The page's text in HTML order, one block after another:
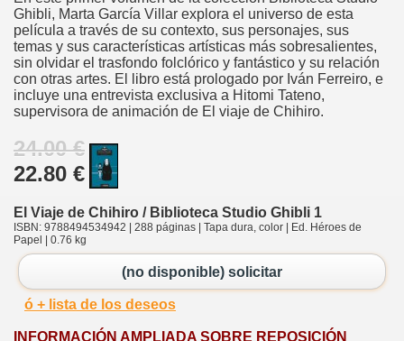
Ghibli, Marta García Villar explora el universo de esta
película a través de su contexto, sus personajes, sus
temas y sus características artísticas más sobresalientes,
sin olvidar el trasfondo folclórico y fantástico y su relación
con otras artes. El libro está prologado por Iván Ferreiro, e
incluye una entrevista exclusiva a Hitomi Tateno,
supervisora de animación de El viaje de Chihiro.
24.00 €
22.80 €
El Viaje de Chihiro / Biblioteca Studio Ghibli 1
ISBN: 9788494534942 | 288 páginas | Tapa dura, color | Ed. Héroes de
Papel | 0.76 kg
(no disponible) solicitar
ó + lista de los deseos
INFORMACIÓN AMPLIADA SOBRE REPOSICIÓN